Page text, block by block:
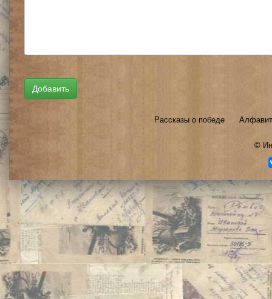
Рассказы о победе
©